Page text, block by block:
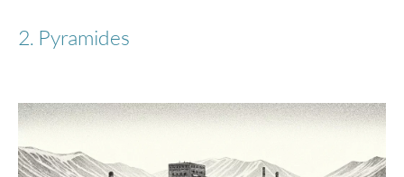
2. Pyramides